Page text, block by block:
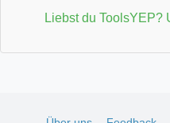
Liebst du ToolsYEP?